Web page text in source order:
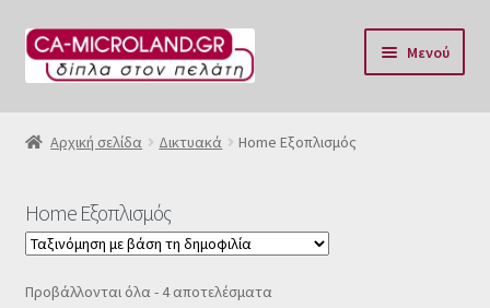
Απευθείας
μετάβαση
Μετάβαση
σε
Μενού
Αρχική
Επικοινωνία & Ωράριο
Αποστολές
Αρχική σελίδα Δικτυακά Home Εξοπλισμός
Home Εξοπλισμός
Προβάλλονται όλα - 4 αποτελέσματαSorted